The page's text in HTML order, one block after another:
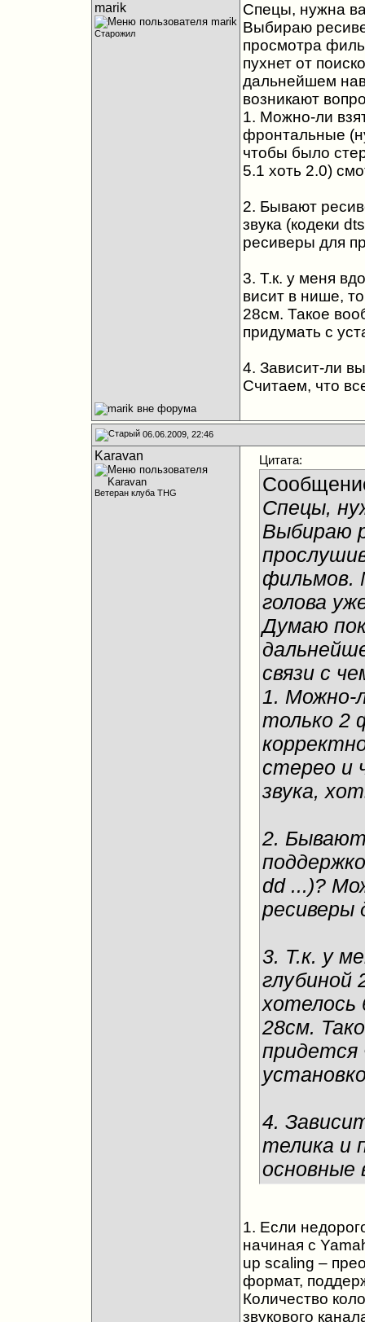
marik
Старожил
Спецы, нужна
Выбираю
просмотра
пухнет от
дальнейшем
возникают
1. Можно-ли
фронтальные
чтобы было
5.1 хоть 2.0)
2. Бывают
звука (кодеки
ресиверы для
3. Т.к. у меня
висит в нише,
28см. Такое
придумать с
4. Зависит-ли
Считаем, что
06.06.2009, 22:46
Karavan
Ветеран клуба THG
Цитата:
Спецы,
Выбираю
фильмов.
голова
Думаю
связи с
1. Можно-
только 2
стерео и
звука,
2. Бывают
dd ...)?
ресиверы
3. Т.к. у
глубиной
хотелось
28см.
придется
4.
телика и
основные
1. Если
начиная с
up scaling –
формат,
Количество
звукового